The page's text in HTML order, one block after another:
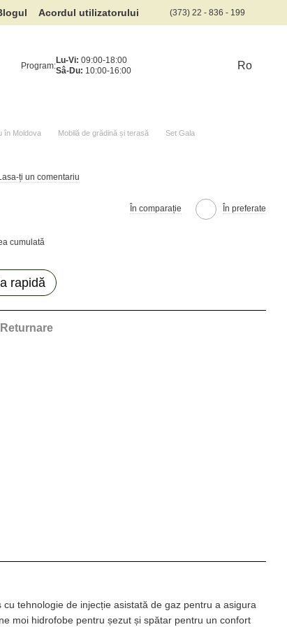
Acordul utilizatorului (373) 22 - 836 - 199
Program:
Lu-Vi: 09:00-18:00
Sâ-Du: 10:00-16:00 Ro
în Moldova Mobilă de grădină și terasă Set Gala
ți un comentariu
În comparație În preferate
cumulată
rapidă
Returnare
tehnologie de injecție asistată de gaz pentru a asigura
moi hidrofobe pentru șezut și spătar pentru un confort